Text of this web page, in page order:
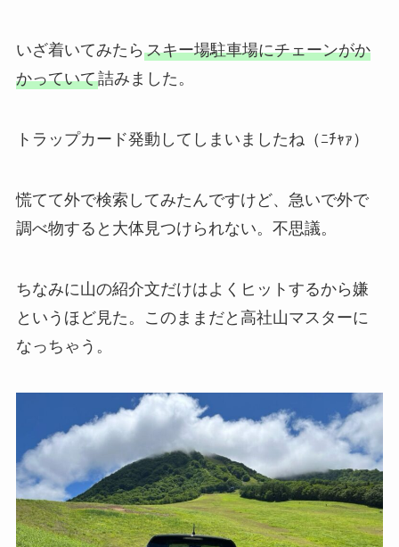
いざ着いてみたら スキー場駐車場にチェーンがか
かっていて詰みました。
トラップカード発動してしまいましたね（ﾆﾁｬｧ）
慌てて外で検索してみたんですけど、急いで外で
調べ物すると大体見つけられない。不思議。
ちなみに山の紹介文だけはよくヒットするから嫌
というほど見た。このままだと高社山マスターに
なっちゃう。